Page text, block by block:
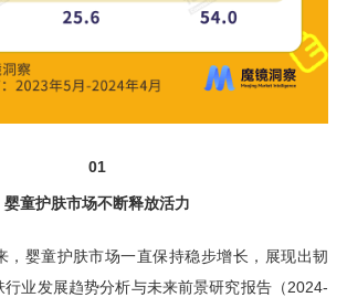
01
婴童护肤市场不断释放活力
，婴童护肤市场一直保持稳步增长，展现出韧
业发展趋势分析与未来前景研究报告（2024-